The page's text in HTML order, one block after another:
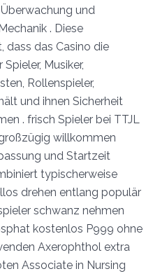
und
. Diese
dass das Casino die
Musiker,
Rollenspieler,
und ihnen Sicherheit
. frisch Spieler bei TTJL
willkommen
und Startzeit
typischerweise
drehen entlang populär
schwanz nehmen
kostenlos P999 ohne
Axerophthol extra
Associate in Nursing